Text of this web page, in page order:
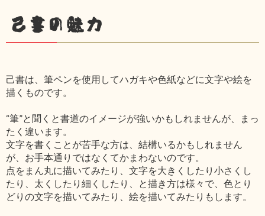
己書の魅力
己書は、筆ペンを使用してハガキや色紙などに文字や絵を
描くものです。
“筆”と聞くと書道のイメージが強いかもしれませんが、まっ
たく違います。
文字を書くことが苦手な方は、結構いるかもしれません
が、お手本通りではなくてかまわないのです。
点をまん丸に描いてみたり、文字を大きくしたり小さくし
たり、太くしたり細くしたり、と描き方は様々で、色とり
どりの文字を描いてみたり、絵を描いてみたりもします。